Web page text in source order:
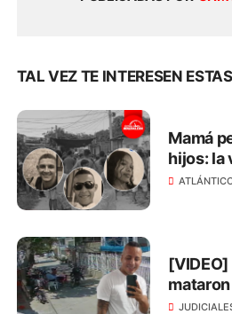
TAL VEZ TE INTERESEN
Mamá
hijos: la
arrebató
Mundo